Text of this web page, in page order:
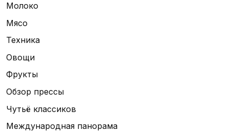
Молоко
Мясо
Техника
Овощи
Фрукты
Обзор прессы
Чутьё классиков
Международная панорама